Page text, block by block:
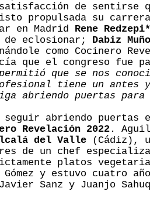
de sentirse
propulsada su
en Madrid Rene
de eclosionar; Dabiz
como Cocinero
que el congreso fue
que se nos
tiene un antes
abriendo puertas para
seguir abriendo puertas
Revelación 2022 .
del Valle (Cádiz),
de un chef
platos
y estuvo cuatro
Sanz y Juanjo